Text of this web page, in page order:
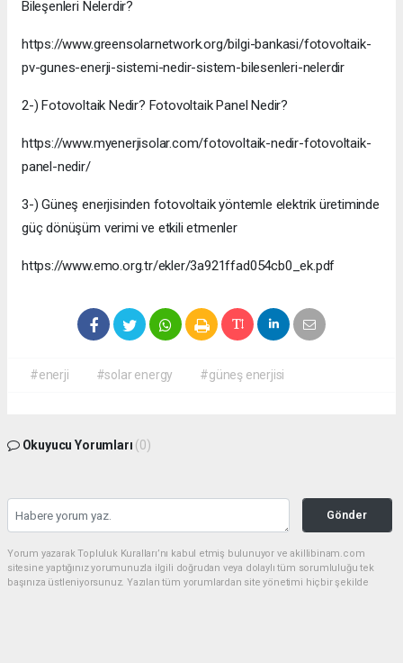
Bileşenleri Nelerdir?
https://www.greensolarnetwork.org/bilgi-bankasi/fotovoltaik-
pv-gunes-enerji-sistemi-nedir-sistem-bilesenleri-nelerdir
2-) Fotovoltaik Nedir? Fotovoltaik Panel Nedir?
https://www.myenerjisolar.com/fotovoltaik-nedir-fotovoltaik-
panel-nedir/
3-) Güneş enerjisinden fotovoltaik yöntemle elektrik üretiminde
güç dönüşüm verimi ve etkili etmenler
https://www.emo.org.tr/ekler/3a921ffad054cb0_ek.pdf
#enerji #solar energy #güneş enerjisi
Okuyucu Yorumları (0)
Gönder
Yorum yazarak Topluluk Kuralları’nı kabul etmiş bulunuyor ve akillibinam.com
sitesine yaptığınız yorumunuzla ilgili doğrudan veya dolaylı tüm sorumluluğu tek
başınıza üstleniyorsunuz. Yazılan tüm yorumlardan site yönetimi hiçbir şekilde